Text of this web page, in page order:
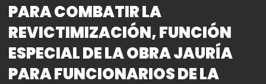
PARA COMBATIR LA
REVICTIMIZACIÓN, FUNCIÓN
ESPECIAL DE LA OBRA JAURÍA
PARA FUNCIONARIOS DE LA